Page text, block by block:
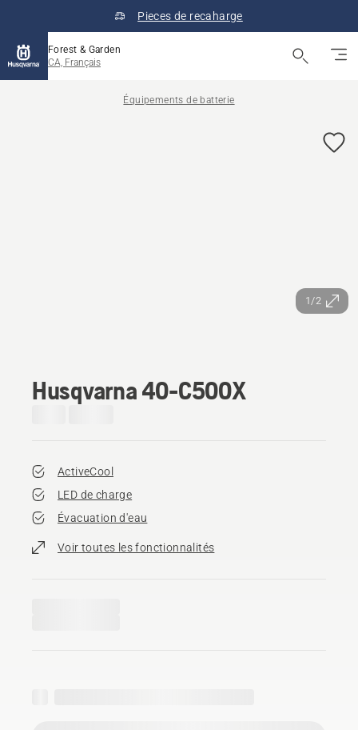
Pieces de recaharge
Forest & Garden
CA, Français
Équipements de batterie
1/2
Husqvarna 40-C500X
ActiveCool
LED de charge
Évacuation d'eau
Voir toutes les fonctionnalités